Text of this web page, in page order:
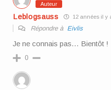
Auteur
Leblogsauss 12 années il y
Répondre à Eivlis
Je ne connais pas… Bientôt !
0